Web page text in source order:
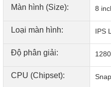
soát nội dung phù hợp trẻ
thể kiểm soát những gì trẻ
Màn hình (Size): 8
Loại màn hình: IPS
Độ phân giải:
CPU (Chipset):